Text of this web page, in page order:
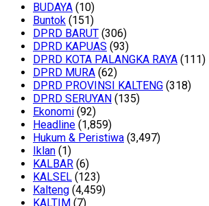
BUDAYA (10)
Buntok (151)
DPRD BARUT (306)
DPRD KAPUAS (93)
DPRD KOTA PALANGKA RAYA (111)
DPRD MURA (62)
DPRD PROVINSI KALTENG (318)
DPRD SERUYAN (135)
Ekonomi (92)
Headline (1,859)
Hukum & Peristiwa (3,497)
Iklan (1)
KALBAR (6)
KALSEL (123)
Kalteng (4,459)
KALTIM (7)